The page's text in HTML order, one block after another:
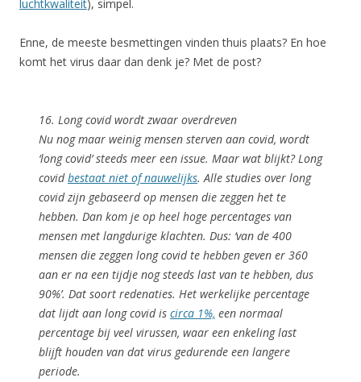
luchtkwaliteit), simpel.
Enne, de meeste besmettingen vinden thuis plaats? En hoe
komt het virus daar dan denk je? Met de post?
16. Long covid wordt zwaar overdreven
Nu nog maar weinig mensen sterven aan covid, wordt
‘long covid’ steeds meer een issue. Maar wat blijkt? Long
covidbestaat niet of nauwelijks. Alle studies over long
covid zijn gebaseerd op mensen die zeggen het te
hebben. Dan kom je op heel hoge percentages van
mensen met langdurige klachten. Dus: ‘van de 400
mensen die zeggen long covid te hebben geven er 360
aan er na een tijdje nog steeds last van te hebben, dus
90%’. Dat soort redenaties. Het werkelijke percentage
dat lijdt aan long covid is circa 1%, een normaal
percentage bij veel virussen, waar een enkeling last
blijft houden van dat virus gedurende een langere
periode.